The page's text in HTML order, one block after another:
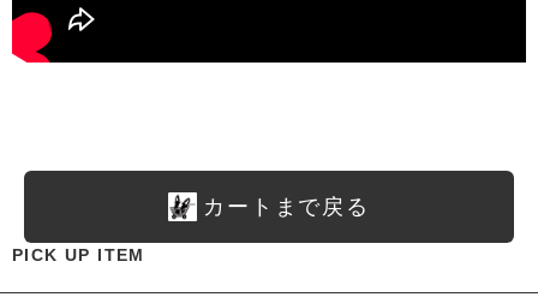
カートまで戻る
PICK UP ITEM